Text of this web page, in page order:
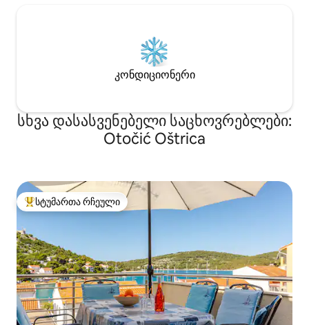
კონდიციონერი
სხვა დასასვენებელი საცხოვრებლები:
Otočić Oštrica
სტუმართა რჩეული მოწინავე ვარიანტი
სტუმართა რჩეული